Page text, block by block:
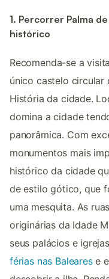
1. Percorrer Palma
histórico
Recomenda-se a
único castelo circular
História da cidade.
domina a cidade
panorâmica. Com
monumentos mais
histórico da cidade
de estilo gótico, que
uma mesquita. As
originárias da Idade
seus palácios e
férias nas Balearese